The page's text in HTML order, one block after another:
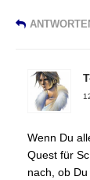
Wenn Du
Quest für
nach, ob